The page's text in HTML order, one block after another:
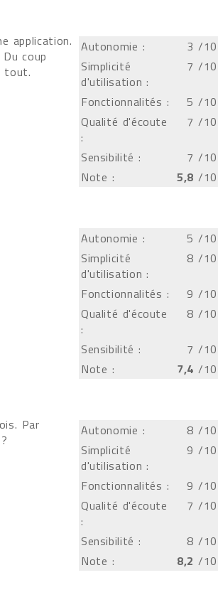
application.
coup
tout.
Autonomie : 3 /10
Simplicité
d'utilisation :
7 /10
Fonctionnalités : 5 /10
Qualité d'écoute
:
7 /10
Sensibilité : 7 /10
Note :
5,8 /10
Autonomie : 5 /10
Simplicité
d'utilisation :
8 /10
Fonctionnalités : 9 /10
Qualité d'écoute
:
8 /10
Sensibilité : 7 /10
Note :
7,4 /10
Par
Autonomie : 8 /10
Simplicité
d'utilisation :
9 /10
Fonctionnalités : 9 /10
Qualité d'écoute
:
7 /10
Sensibilité : 8 /10
Note :
8,2 /10